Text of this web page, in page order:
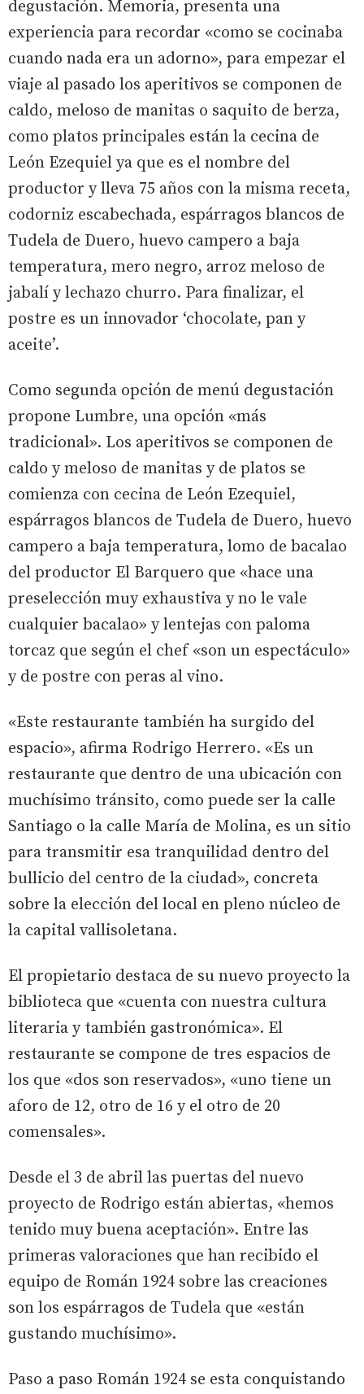
degustación. Memoria, presenta una
experiencia para recordar «como se cocinaba
cuando nada era un adorno», para empezar el
viaje al pasado los aperitivos se componen de
caldo, meloso de manitas o saquito de berza,
como platos principales están la cecina de
León Ezequiel ya que es el nombre del
productor y lleva 75 años con la misma receta,
codorniz escabechada, espárragos blancos de
Tudela de Duero, huevo campero a baja
temperatura, mero negro, arroz meloso de
jabalí y lechazo churro. Para finalizar, el
postre es un innovador ‘chocolate, pan y
aceite’.
Como segunda opción de menú degustación
propone Lumbre, una opción «más
tradicional». Los aperitivos se componen de
caldo y meloso de manitas y de platos se
comienza con cecina de León Ezequiel,
espárragos blancos de Tudela de Duero, huevo
campero a baja temperatura, lomo de bacalao
del productor El Barquero que «hace una
preselección muy exhaustiva y no le vale
cualquier bacalao» y lentejas con paloma
torcaz que según el chef «son un espectáculo»
y de postre con peras al vino.
«Este restaurante también ha surgido del
espacio», afirma Rodrigo Herrero. «Es un
restaurante que dentro de una ubicación con
muchísimo tránsito, como puede ser la calle
Santiago o la calle María de Molina, es un sitio
para transmitir esa tranquilidad dentro del
bullicio del centro de la ciudad», concreta
sobre la elección del local en pleno núcleo de
la capital vallisoletana.
El propietario destaca de su nuevo proyecto la
biblioteca que «cuenta con nuestra cultura
literaria y también gastronómica». El
restaurante se compone de tres espacios de
los que «dos son reservados», «uno tiene un
aforo de 12, otro de 16 y el otro de 20
comensales».
Desde el 3 de abril las puertas del nuevo
proyecto de Rodrigo están abiertas, «hemos
tenido muy buena aceptación». Entre las
primeras valoraciones que han recibido el
equipo de Román 1924 sobre las creaciones
son los espárragos de Tudela que «están
gustando muchísimo».
Paso a paso Román 1924 se esta conquistando